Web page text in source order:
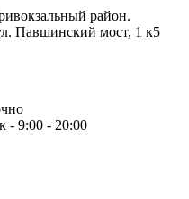
район.
Павшинский мост, 1 к5
- 9:00 - 20:00